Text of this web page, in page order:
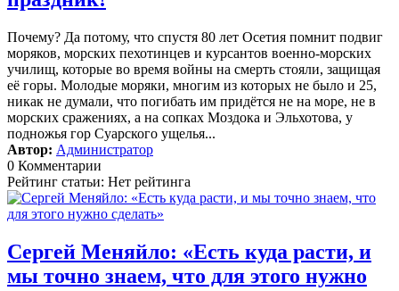
Почему? Да потому, что спустя 80 лет Осетия помнит подвиг
моряков, морских пехотинцев и курсантов военно-морских
училищ, которые во время войны на смерть стояли, защищая
её горы. Молодые моряки, многим из которых не было и 25,
никак не думали, что погибать им придётся не на море, не в
морских сражениях, а на сопках Моздока и Эльхотова, у
подножья гор Суарского ущелья...
Автор: Администратор
0 Комментарии
Рейтинг статьи: Нет рейтинга
Сергей Меняйло: «Есть куда расти, и
мы точно знаем, что для этого нужно